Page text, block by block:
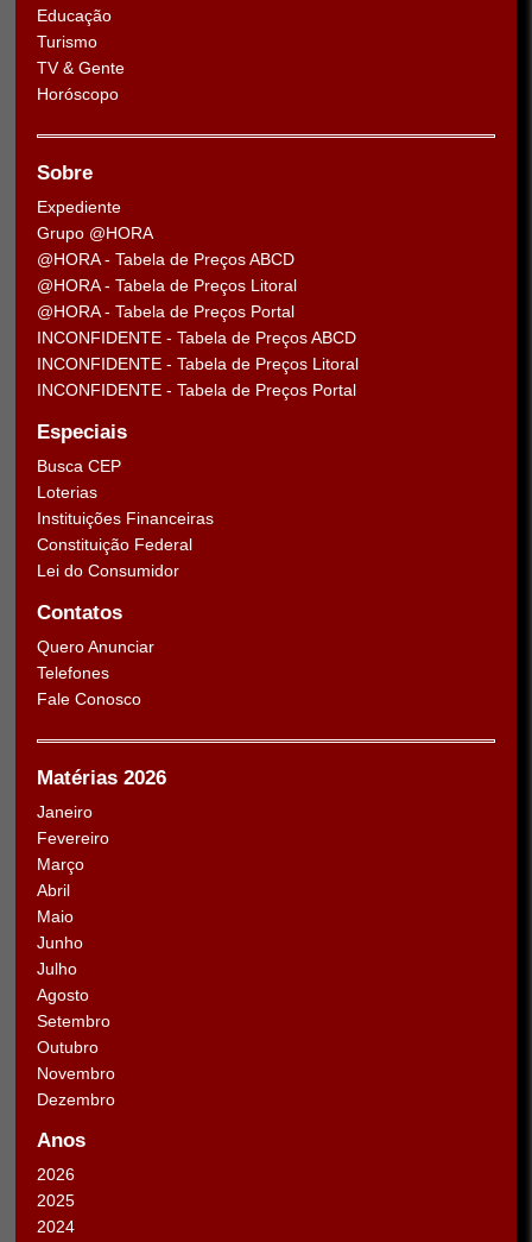
Educação
Turismo
TV & Gente
Horóscopo
Sobre
Expediente
Grupo @HORA
@HORA - Tabela de Preços ABCD
@HORA - Tabela de Preços Litoral
@HORA - Tabela de Preços Portal
INCONFIDENTE - Tabela de Preços ABCD
INCONFIDENTE - Tabela de Preços Litoral
INCONFIDENTE - Tabela de Preços Portal
Especiais
Busca CEP
Loterias
Instituições Financeiras
Constituição Federal
Lei do Consumidor
Contatos
Quero Anunciar
Telefones
Fale Conosco
Matérias 2026
Janeiro
Fevereiro
Março
Abril
Maio
Junho
Julho
Agosto
Setembro
Outubro
Novembro
Dezembro
Anos
2026
2025
2024